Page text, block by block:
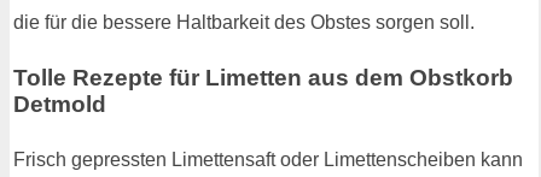
die für die bessere Haltbarkeit des Obstes sorgen soll.
Tolle Rezepte für Limetten aus dem Obstkorb
Detmold
Frisch gepressten Limettensaft oder Limettenscheiben kann